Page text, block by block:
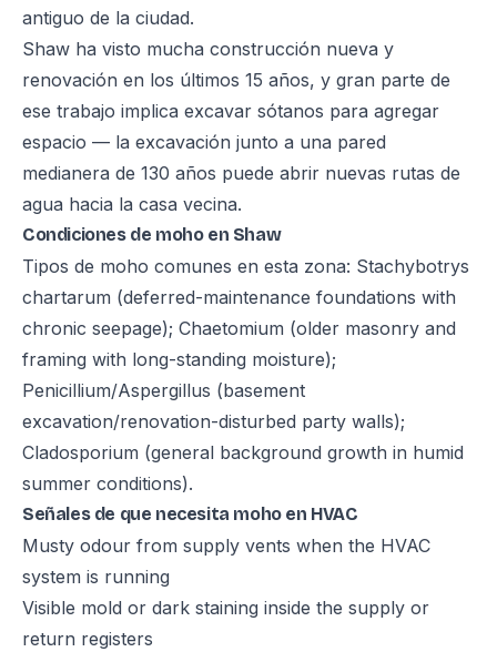
antiguo de la ciudad.
Shaw ha visto mucha construcción nueva y
renovación en los últimos 15 años, y gran parte de
ese trabajo implica excavar sótanos para agregar
espacio — la excavación junto a una pared
medianera de 130 años puede abrir nuevas rutas de
agua hacia la casa vecina.
Condiciones de moho en Shaw
Tipos de moho comunes en esta zona: Stachybotrys
chartarum (deferred-maintenance foundations with
chronic seepage); Chaetomium (older masonry and
framing with long-standing moisture);
Penicillium/Aspergillus (basement
excavation/renovation-disturbed party walls);
Cladosporium (general background growth in humid
summer conditions).
Señales de que necesita moho en HVAC
Musty odour from supply vents when the HVAC
system is running
Visible mold or dark staining inside the supply or
return registers